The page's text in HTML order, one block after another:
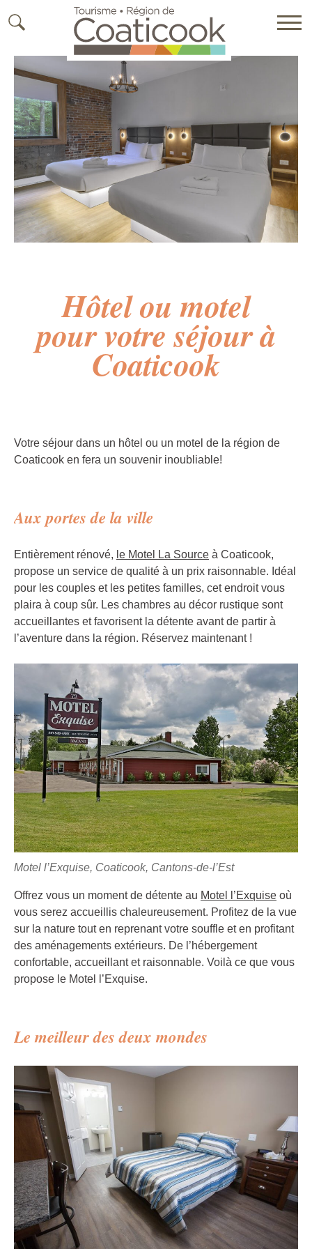
Hôtel ou motel
pour votre séjour à
Coaticook
Votre séjour dans un hôtel ou un motel de la région de
Coaticook en fera un souvenir inoubliable!
Aux portes de la ville
Entièrement rénové, le Motel La Source à Coaticook,
propose un service de qualité à un prix raisonnable. Idéal
pour les couples et les petites familles, cet endroit vous
plaira à coup sûr. Les chambres au décor rustique sont
accueillantes et favorisent la détente avant de partir à
l’aventure dans la région. Réservez maintenant !
Motel l’Exquise, Coaticook, Cantons-de-l’Est
Offrez vous un moment de détente au Motel l’Exquise où
vous serez accueillis chaleureusement. Profitez de la vue
sur la nature tout en reprenant votre souffle et en profitant
des aménagements extérieurs. De l’hébergement
confortable, accueillant et raisonnable. Voilà ce que vous
propose le Motel l’Exquise.
Le meilleur des deux mondes